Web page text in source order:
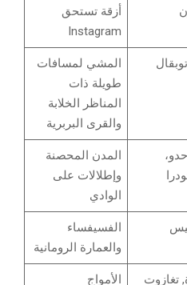
أزقة تستحق
Instagram
المشي لمسافات
طويلة ذات
المناظر الخلابة
والقرى البربرية
المدن المحصنة
وإطلالات على
الوادي
الفسيفساء
والعمارة الرومانية
تغازوت
الأمواج